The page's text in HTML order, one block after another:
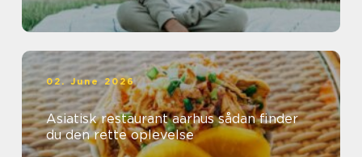
02. June 2026
Asiatisk restaurant aarhus sådan finder
du den rette oplevelse